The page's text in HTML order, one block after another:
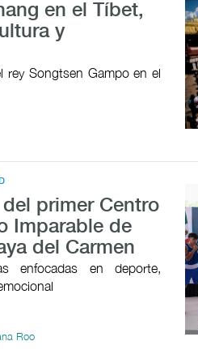
en el Tíbet,
y
rey Songtsen Gampo en el
primer Centro
Imparable de
del Carmen
enfocadas en deporte,
Roo